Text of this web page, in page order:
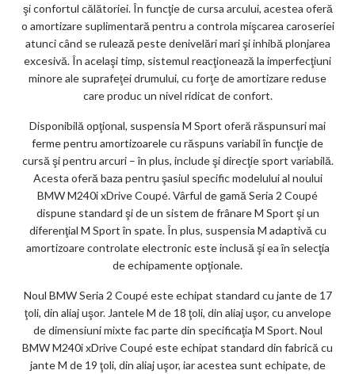
şi confortul călătoriei. În funcţie de cursa arcului, acestea oferă
o amortizare suplimentară pentru a controla mişcarea caroseriei
atunci când se rulează peste denivelări mari şi inhibă plonjarea
excesivă. În acelaşi timp, sistemul reacţionează la imperfecţiuni
minore ale suprafeţei drumului, cu forţe de amortizare reduse
care produc un nivel ridicat de confort.
Disponibilă opţional, suspensia M Sport oferă răspunsuri mai
ferme pentru amortizoarele cu răspuns variabil în funcţie de
cursă şi pentru arcuri – în plus, include şi direcţie sport variabilă.
Acesta oferă baza pentru şasiul specific modelului al noului
BMW M240i xDrive Coupé. Vârful de gamă Seria 2 Coupé
dispune standard şi de un sistem de frânare M Sport şi un
diferenţial M Sport în spate. În plus, suspensia M adaptivă cu
amortizoare controlate electronic este inclusă şi ea în selecţia
de echipamente opţionale.
Noul BMW Seria 2 Coupé este echipat standard cu jante de 17
ţoli, din aliaj uşor. Jantele M de 18 ţoli, din aliaj uşor, cu anvelope
de dimensiuni mixte fac parte din specificaţia M Sport. Noul
BMW M240i xDrive Coupé este echipat standard din fabrică cu
jante M de 19 ţoli, din aliaj uşor, iar acestea sunt echipate, de